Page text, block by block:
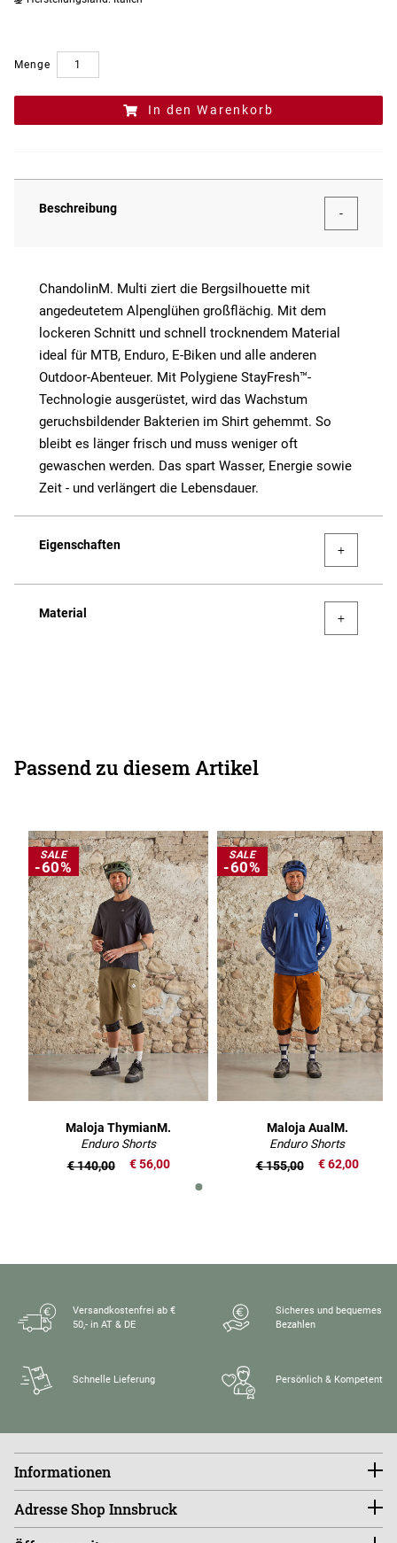
Menge
In den Warenkorb
Beschreibung
ChandolinM. Multi ziert die Bergsilhouette mit
angedeutetem Alpenglühen großflächig. Mit dem
lockeren Schnitt und schnell trocknendem Material
ideal für MTB, Enduro, E-Biken und alle anderen
Outdoor-Abenteuer. Mit Polygiene StayFresh™-
Technologie ausgerüstet, wird das Wachstum
geruchsbildender Bakterien im Shirt gehemmt. So
bleibt es länger frisch und muss weniger oft
gewaschen werden. Das spart Wasser, Energie sowie
Zeit - und verlängert die Lebensdauer.
Eigenschaften
Material
Passend zu diesem Artikel
SALE
-60%
Maloja ThymianM.
Enduro Shorts
€ 56,00
€ 140,00
SALE
-60%
Maloja AualM.
Enduro Shorts
€ 62,00
€ 155,00
Versandkostenfrei ab €
50,- in AT & DE
Sicheres und bequemes
Bezahlen
Schnelle Lieferung Persönlich & Kompetent
Adresse Shop Innsbruck
Informationen
Größentabellen
FAQ